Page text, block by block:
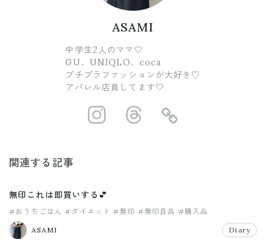
ASAMI
中学生2人のママ🤍
GU、UNIQLO、coca
プチプラファッションが大好き♡
アパレル店員してます🤍
https://https://
関連する記事
無印これは即買いする💕
#おうちごはん #ダイエット #無印 #無印良品 #購入品
ASAMI Diary